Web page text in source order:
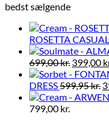
bedst sælgende
ROSETTA
699,00kr. Den
pris
var:
399,00
DRESS599,95kr.
799,00 kr.